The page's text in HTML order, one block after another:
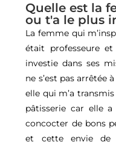
Quelle est la
ou t'a le plus
La femme qui
était professeure
investie dans ses
ne s’est pas arrêtée
elle qui m’a
pâtisserie car elle
concocter de bons
et cette envie de